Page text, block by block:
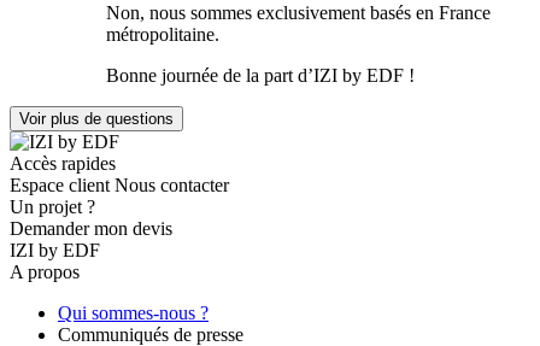
Non, nous sommes exclusivement basés en France
métropolitaine.
Bonne journée de la part d’IZI by EDF !
Voir plus de questions
Accès rapides
Espace client Nous contacter
Un projet ?
Demander mon devis
IZI by EDF
A propos
Qui sommes-nous ?
Communiqués de presse